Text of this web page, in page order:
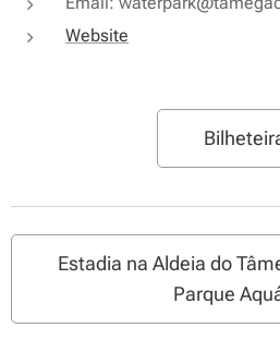
Website
Estadia na Aldeia do
Parque